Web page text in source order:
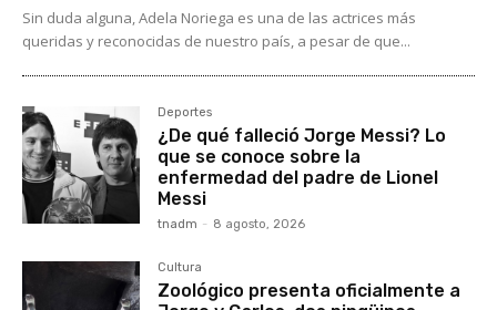
Sin duda alguna, Adela Noriega es una de las actrices más
queridas y reconocidas de nuestro país, a pesar de que...
Deportes
¿De qué falleció Jorge Messi? Lo
que se conoce sobre la
enfermedad del padre de Lionel
Messi
tnadm - 8 agosto, 2026
Cultura
Zoológico presenta oficialmente a